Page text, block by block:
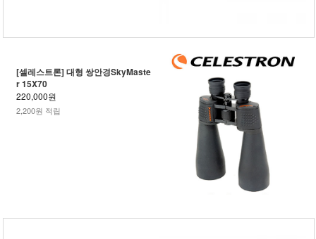
[셀레스트론] 대형 쌍안경SkyMaste
r 15X70
220,000원
2,200원 적립